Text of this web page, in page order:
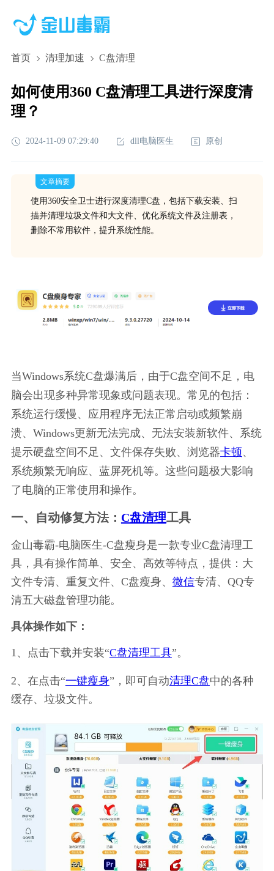
首页 清理加速 C盘清理
如何使用360 C盘清理工具进行深度清
理？
2024-11-09 07:29:40 dll电脑医生 原创
文章摘要
使用360安全卫士进行深度清理C盘，包括下载安装、扫
描并清理垃圾文件和大文件、优化系统文件及注册表，
删除不常用软件，提升系统性能。
当Windows系统C盘爆满后，由于C盘空间不足，电
脑会出现多种异常现象或问题表现。常见的包括：
系统运行缓慢、应用程序无法正常启动或频繁崩
溃、Windows更新无法完成、无法安装新软件、系统
提示硬盘空间不足、文件保存失败、浏览器卡顿、
系统频繁无响应、蓝屏死机等。这些问题极大影响
了电脑的正常使用和操作。
一、自动修复方法： C盘清理工具
金山毒霸-电脑医生-C盘瘦身是一款专业C盘清理工
具，具有操作简单、安全、高效等特点，提供：大
文件专清、重复文件、C盘瘦身、 微信专清、QQ专
清五大磁盘管理功能。
具体操作如下：
1、点击下载并安装“C盘清理工具”。
2、在点击“一键瘦身”，即可自动清理C盘中的各种
缓存、垃圾文件。